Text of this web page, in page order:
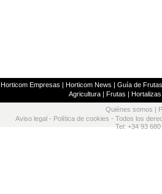
Horticom Empresas | Horticom News | Guía de
Agricultura| Frutas | Hortalizas
Quiénes somos
Aviso legal - Política de cookies - Todos los
Tel: +34 93